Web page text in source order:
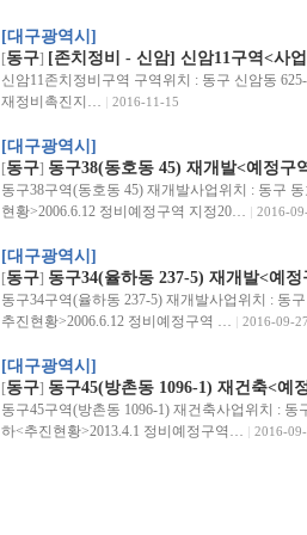
[대구광역시]
[동구] [존치정비 - 신암] 신암11구역<사
신암11존치정비구역 구역위치 : 동구 신암동
재정비촉진지…
2016-11-15
[대구광역시]
[동구] 동구38(동호동 45) 재개발<예정구
동구38구역(동호동 45) 재개발사업위치 : 동구
현황>2006.6.12 정비예정구역 지정20…
2016-
[대구광역시]
[동구] 동구34(율하동 237-5) 재개발<예
동구34구역(율하동 237-5) 재개발사업위치 : 동
추진현황>2006.6.12 정비예정구역 …
2016-09-27
[대구광역시]
[동구] 동구45(방촌동 1096-1) 재건축<예
동구45구역(방촌동 1096-1) 재건축사업위치 : 동
하<추진현황>2013.4.1 정비예정구역…
2016-